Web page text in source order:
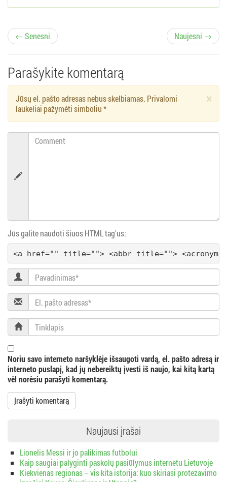
Į
r
a
ų
a
i
g
a
c
i
j
a
← Senesni Naujesni →
Parašykite komentarą
×
Jūsų el. pašto adresas nebus skelbiamas. Privalomi
laukeliai pažymėti simboliu*
Comment
Jūs galite naudoti šiuos HTML tag'us:
<a href="" title=""> <abbr title=""> <acronym
Pavadinimas
El.
pašto
adresas
Tinklapis
Noriu savo interneto naršyklėje išsaugoti vardą, el. pašto adresą ir
interneto puslapį, kad jų nebereiktų įvesti iš naujo, kai kitą kartą
vėl norėsiu parašyti komentarą.
Naujausi įrašai
Lionelis Messi ir jo palikimas futbolui
Kaip saugiai palyginti paskolų pasiūlymus internetu Lietuvoje
Kiekvienas regionas – vis kita istorija: kuo skiriasi protezavimo